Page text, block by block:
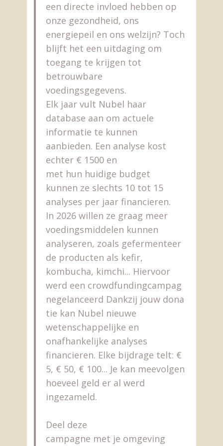
een directe invloed hebben op
onze gezondheid, ons
energiepeil en ons welzijn? Toch
blijft het een uitdaging om
toegang te krijgen tot
betrouwbare
voedingsgegevens.
Elk jaar vult Nubel haar
database aan om actuele
informatie te kunnen
aanbieden. Een analyse kost
echter € 1500 en
met hun huidige budget
kunnen ze slechts 10 tot 15
analyses per jaar financieren.
In 2026 willen ze graag meer
voedingsmiddelen kunnen
analyseren, zoals gefermenteer
de producten als kefir,
kombucha, kimchi... Hiervoor
werd een crowdfundingcampag
negelanceerd Dankzij jouw dona
tie kan Nubel nieuwe
wetenschappelijke en
onafhankelijke analyses
financieren. Elke bijdrage telt: €
5, € 50, € 100... Je kan meevolgen
hoeveel geld er al werd
ingezameld.
Deel deze
campagne met je omgeving